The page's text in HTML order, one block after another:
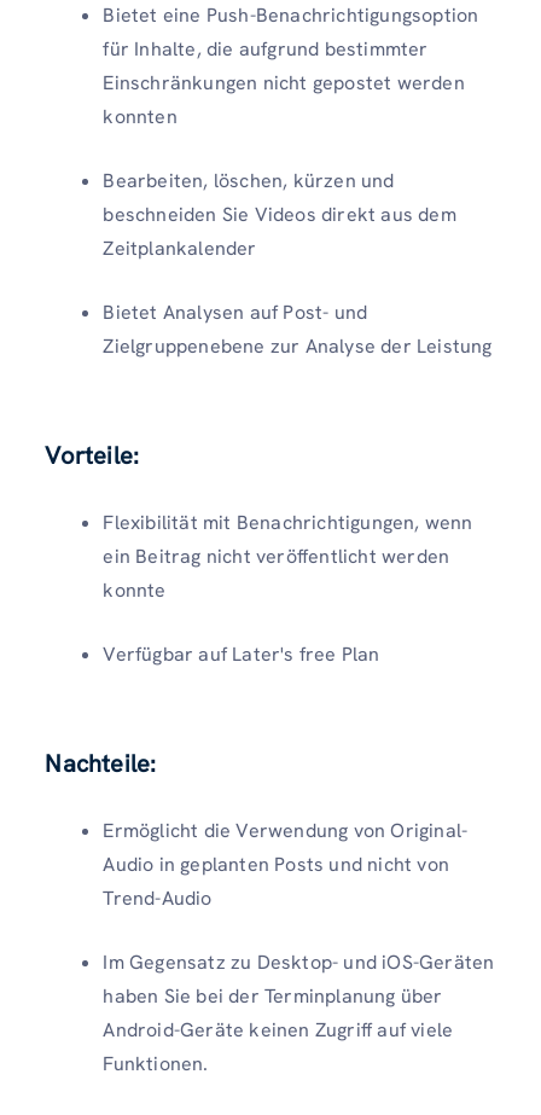
Bietet eine Push-Benachrichtigungsoption
für Inhalte, die aufgrund bestimmter
Einschränkungen nicht gepostet werden
konnten
Bearbeiten, löschen, kürzen und
beschneiden Sie Videos direkt aus dem
Zeitplankalender
Bietet Analysen auf Post- und
Zielgruppenebene zur Analyse der Leistung
Vorteile:
Flexibilität mit Benachrichtigungen, wenn
ein Beitrag nicht veröffentlicht werden
konnte
Verfügbar auf Later's free Plan
Nachteile:
Ermöglicht die Verwendung von Original-
Audio in geplanten Posts und nicht von
Trend-Audio
Im Gegensatz zu Desktop- und iOS-Geräten
haben Sie bei der Terminplanung über
Android-Geräte keinen Zugriff auf viele
Funktionen.